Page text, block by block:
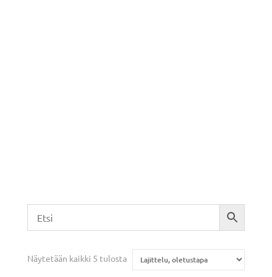
Näytetään kaikki 5 tulosta